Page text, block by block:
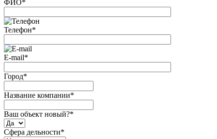
ФИО*
Телефон*
E-mail*
Город*
Название компании*
Ваш объект новый?*
Сфера дельности*